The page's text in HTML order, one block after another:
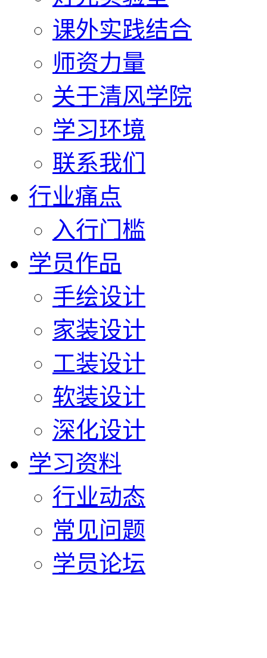
课外实践结合
师资力量
关于清风学院
学习环境
联系我们
行业痛点
入行门槛
学员作品
手绘设计
家装设计
工装设计
软装设计
深化设计
学习资料
行业动态
常见问题
学员论坛